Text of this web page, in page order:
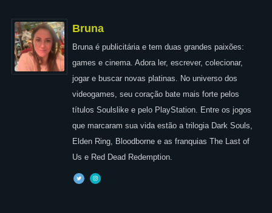
Bruna
Bruna é publicitária e tem duas grandes paixões:
games e cinema. Adora ler, escrever, colecionar,
jogar e buscar novas platinas. No universo dos
videogames, seu coração bate mais forte pelos
títulos Soulslike e pelo PlayStation. Entre os jogos
que marcaram sua vida estão a trilogia Dark Souls,
Elden Ring, Bloodborne e as franquias The Last of
Us e Red Dead Redemption.